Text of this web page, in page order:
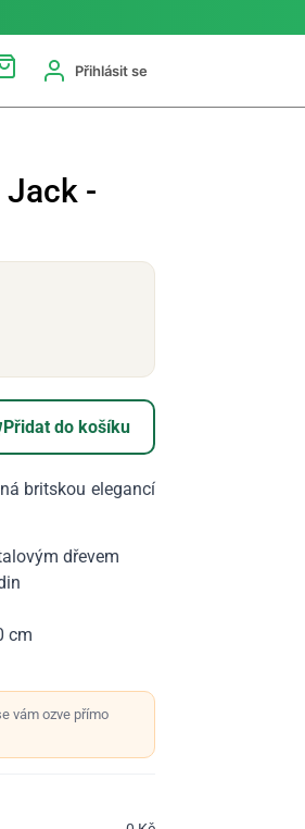
Přihlásit se
Jack -
Přidat do košíku
britskou elegancí
dřevem
cm
vám ozve přímo